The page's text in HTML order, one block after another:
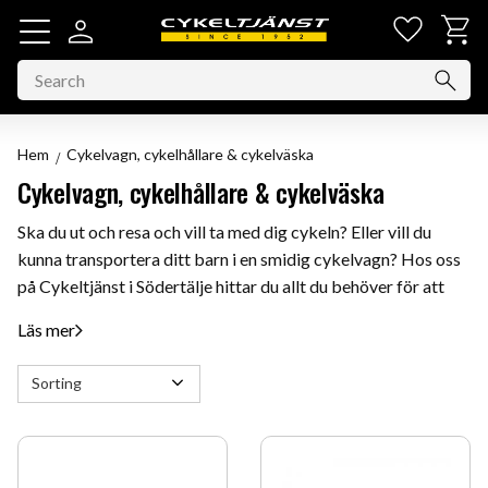
Menu
Basket
Hem Cykelvagn, cykelhållare & cykelväska
Cykelvagn, cykelhållare & cykelväska
Ska du ut och resa och vill ta med dig cykeln? Eller vill du
kunna transportera ditt barn i en smidig cykelvagn? Hos oss
på Cykeltjänst i Södertälje hittar du allt du behöver för att
cykelhållare för montering på dragkrok, tak och baklucka,
som passar de flesta cykelramar och hjulstorlekar. Våra
cykelhållare för bil är från välkända varumärken som Thule,
Läs mer
Select sorting method